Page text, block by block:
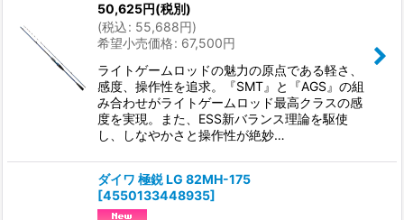
50,625円(税別)
(税込: 55,688円)
希望小売価格: 67,500円
ライトゲームロッドの魅力の原点である軽さ、
感度、操作性を追求。『SMT』と『AGS』の組
み合わせがライトゲームロッド最高クラスの感
度を実現。また、ESS新バランス理論を駆使
し、しなやかさと操作性が絶妙…
ダイワ 極鋭 LG 82MH-175
[4550133448935]